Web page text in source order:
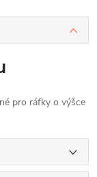
pro ráfky o výšce